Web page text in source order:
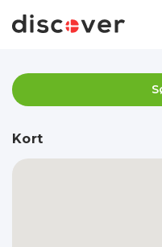
Kort